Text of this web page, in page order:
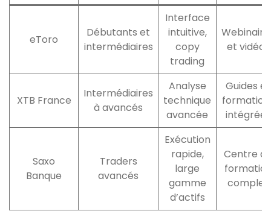
eToro
Débutants et
intermédiaires
Interface
intuitive,
copy
trading
et vidéos
XTB France
Intermédiaires
à avancés
Analyse
technique
avancée
Guides et
intégrées
Saxo
Banque
Traders
avancés
Exécution
rapide,
large
gamme
d’actifs
Centre
complet